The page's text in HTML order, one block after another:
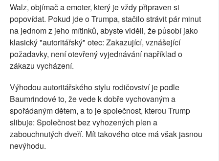
Walz, objímač a emoter, který je vždy připraven si
popovídat. Pokud jde o Trumpa, stačilo strávit pár minut
na jednom z jeho mítinků, abyste viděli, že působí jako
klasický "autoritářský" otec: Zakazující, vznášející
požadavky, není otevřený vyjednávání například o
zákazu vycházení.
Výhodou autoritářského stylu rodičovství je podle
Baumrindové to, že vede k dobře vychovaným a
spořádaným dětem, a to je společnost, kterou Trump
slibuje: Společnost bez vyhozených plen a
zabouchnutých dveří. Mít takového otce má však jasnou
nevýhodu.